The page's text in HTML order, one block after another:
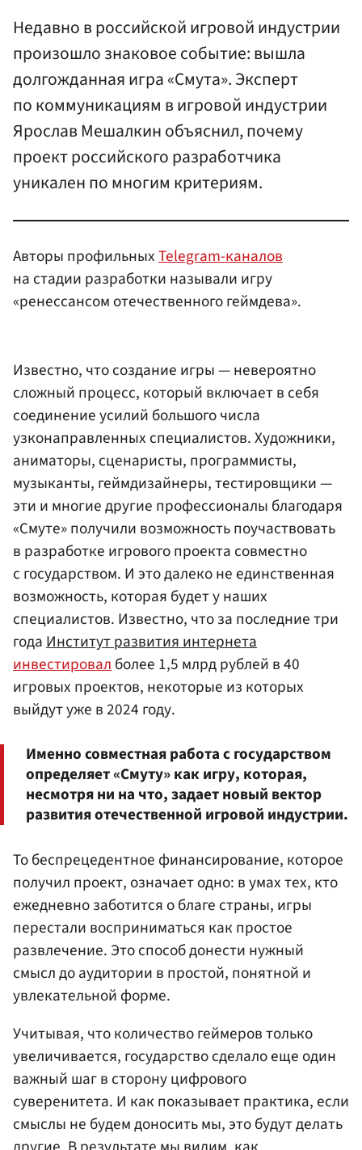
Недавно в российской игровой индустрии
произошло знаковое событие: вышла
долгожданная игра «Смута». Эксперт
по коммуникациям в игровой индустрии
Ярослав Мешалкин объяснил, почему
проект российского разработчика
уникален по многим критериям.
Авторы профильныхTelegram-каналов
на стадии разработки называли игру
«ренессансом отечественного геймдева».
Известно, что создание игры — невероятно
сложный процесс, который включает в себя
соединение усилий большого числа
узконаправленных специалистов. Художники,
аниматоры, сценаристы, программисты,
музыканты, геймдизайнеры, тестировщики —
эти и многие другие профессионалы благодаря
«Смуте» получили возможность поучаствовать
в разработке игрового проекта совместно
с государством. И это далеко не единственная
возможность, которая будет у наших
специалистов. Известно, что за последние три
годаИнститут развития интернета
инвестировалболее 1,5 млрд рублей в 40
игровых проектов, некоторые из которых
выйдут уже в 2024 году.
Именно совместная работа с государством
определяет «Смуту» как игру, которая,
несмотря ни на что, задает новый вектор
развития отечественной игровой индустрии.
То беспрецедентное финансирование, которое
получил проект, означает одно: в умах тех, кто
ежедневно заботится о благе страны, игры
перестали восприниматься как простое
развлечение. Это способ донести нужный
смысл до аудитории в простой, понятной и
увлекательной форме.
Учитывая, что количество геймеров только
увеличивается, государство сделало еще один
важный шаг в сторону цифрового
суверенитета. И как показывает практика, если
смыслы не будем доносить мы, это будут делать